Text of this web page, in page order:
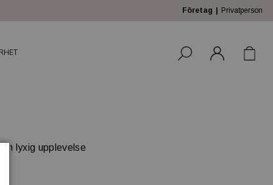
Företag Privatperson
lyxig upplevelse